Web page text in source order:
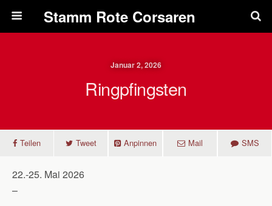
Januar 2, 2026
Ringpfingsten
Teilen Tweet Anpinnen Mail SMS
22.-25. Mai 2026
–